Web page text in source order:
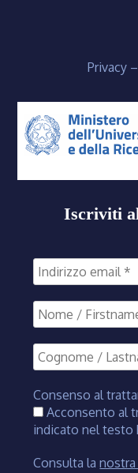
Privacy
Iscriviti
Consenso al
Acconsento al
indicato nel testo
Consulta la